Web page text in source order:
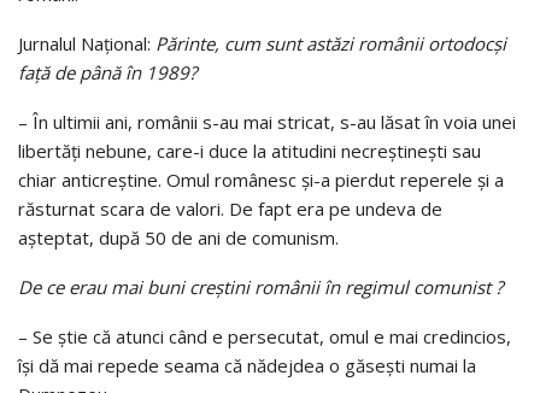
Jurnalul Naţional: Părinte, cum sunt astăzi românii ortodocşi
faţă de până în 1989?
– În ultimii ani, românii s-au mai stricat, s-au lăsat în voia unei
libertăţi nebune, care-i duce la atitudini necreştineşti sau
chiar anticreştine. Omul românesc şi-a pierdut reperele şi a
răsturnat scara de valori. De fapt era pe undeva de
aşteptat, după 50 de ani de comunism.
De ce erau mai buni creştini românii în regimul comunist ?
– Se ştie că atunci când e persecutat, omul e mai credincios,
îşi dă mai repede seama că nădejdea o găseşti numai la